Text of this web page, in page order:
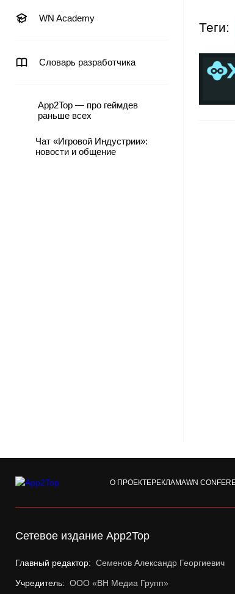
WN Academy
Словарь разработчика
App2Top — про геймдев
раньше всех
Чат «Игровой Индустрии»:
новости и общение
Теги:
О ПРОЕКТЕРЕКЛАМАWN
Сетевое издание App2Top
Главный редактор: Семенов Александр Георгиевич
Учредитель: ООО «ВН Медиа Групп»